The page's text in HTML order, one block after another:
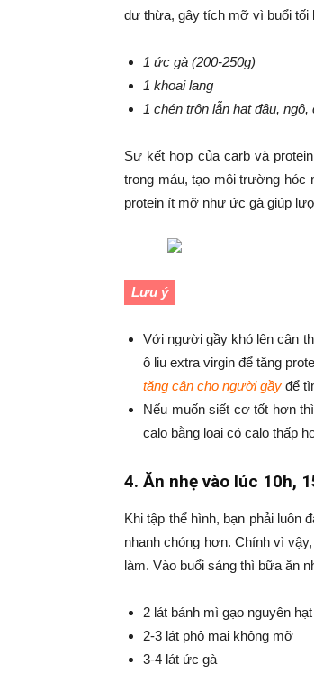
dư thừa, gây tích mỡ vì buổi tối
1 ức gà (200-250g)
1 khoai lang
1 chén trộn lẫn hạt đậu, ngô,
Sự kết hợp của carb và
trong máu, tạo môi trường hóc
protein ít mỡ như ức gà giúp
Lưu ý
Với người gầy khó lên cân
ô liu extra virgin để tăng
tăng cân cho người gầy để
Nếu muốn siết cơ tốt hơn
calo bằng loại có calo thấp
4. Ăn nhẹ vào lúc 10h,
Khi tập thể hình, bạn phải luôn
nhanh chóng hơn. Chính vì
làm. Vào buổi sáng thì bữa ăn
2 lát bánh mì gạo nguyên hạt
2-3 lát phô mai không mỡ
3-4 lát ức gà